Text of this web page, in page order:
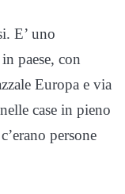
E’ uno
paese, con
Europa e via
case in pieno
persone